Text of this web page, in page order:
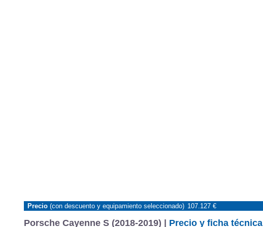
Porsche Cayenne S (2018-2019) | Precio y ficha técnica
Precio (con descuento y equipamiento seleccionado) 107.127 €